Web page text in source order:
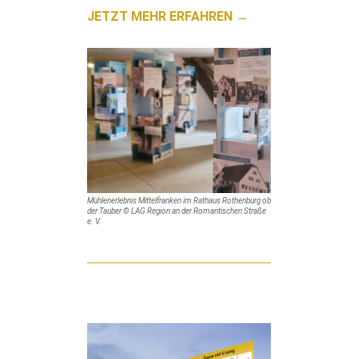
JETZT MEHR ERFAHREN →
Mühlenerlebnis Mittelfranken im Rathaus Rothenburg ob
der Tauber © LAG Region an der Romantischen Straße
e. V.